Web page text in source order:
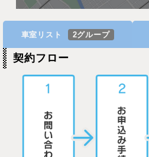
車室リスト 2グループ
契約フロー